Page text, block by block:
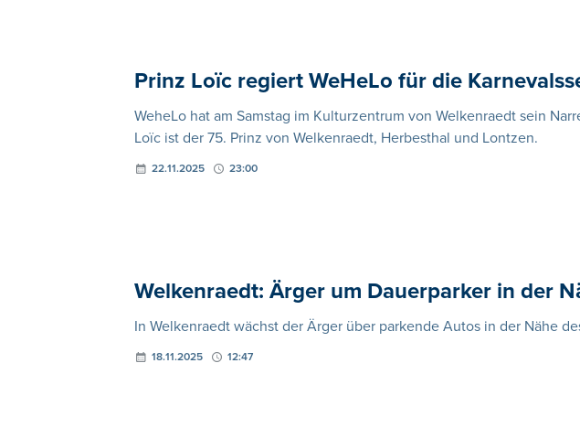
Prinz Loïc regiert WeHeLo für die
WeheLo hat am Samstag im Kulturzentrum von Welkenraedt sein
Loïc ist der 75. Prinz von Welkenraedt, Herbesthal und Lontzen.
22.11.2025 23:00
Welkenraedt: Ärger um Dauerparker in der
In Welkenraedt wächst der Ärger über parkende Autos in der Nähe
18.11.2025 12:47